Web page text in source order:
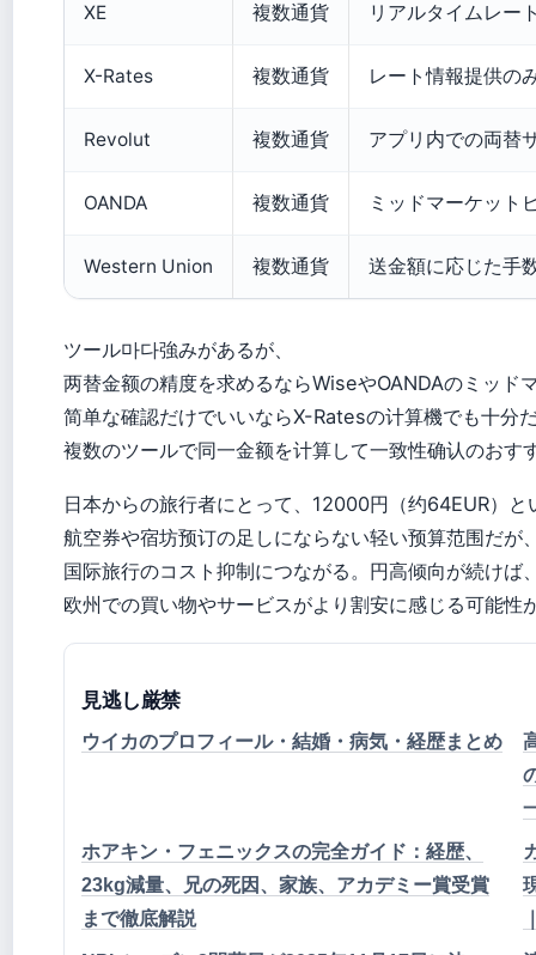
XE 複数通貨 リアルタイムレー
X-Rates 複数通貨 レート情報提供の
Revolut 複数通貨 アプリ内での両替
OANDA 複数通貨 ミッドマーケット
Western Union 複数通貨 送金額に応じた手
ツール마다強みがあるが、
两替金额の精度を求めるならWiseやOANDAのミッド
简单な確認だけでいいならX-Ratesの计算機でも十分
複数のツールで同一金额を计算して一致性确认のおす
日本からの旅行者にとって、12000円（约64EUR）と
航空券や宿坊预订の足しにならない轻い预算范围だ
国际旅行のコスト抑制につながる。円高倾向が続けば
欧州での買い物やサービスがより割安に感じる可能性
見逃し厳禁
ウイカのプロフィール・結婚・病気・経歴まとめ
ホアキン・フェニックスの完全ガイド：経歴、
23kg減量、兄の死因、家族、アカデミー賞受賞
まで徹底解説